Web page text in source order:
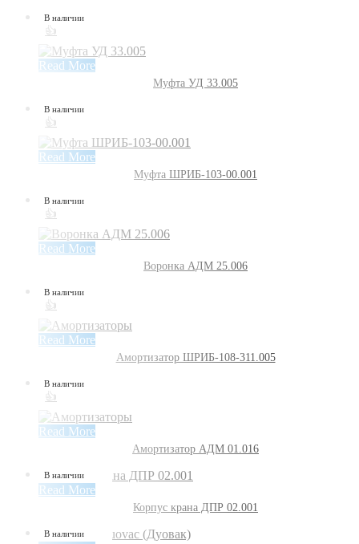
В наличии
👍
Read More
Муфта УД 33.005
В наличии
👍
Read More
Муфта ШРИБ-103-00.001
В наличии
👍
Read More
Воронка АДМ 25.006
В наличии
👍
Read More
Амортизатор ШРИБ-108-311.005
В наличии
👍
Read More
Амортизатор АДМ 01.016
В наличии
Read More
Корпус крана ДПР 02.001
В наличии